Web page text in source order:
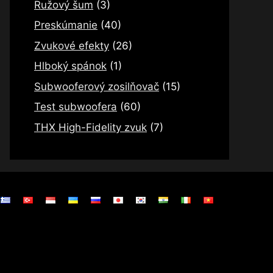
Ružový šum (3)
Preskúmanie (40)
Zvukové efekty (26)
Hlboký spánok (1)
Subwooferový zosilňovač (15)
Test subwoofera (60)
THX High-Fidelity zvuk (7)